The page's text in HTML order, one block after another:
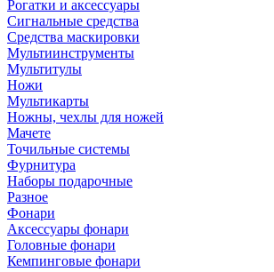
Рогатки и аксессуары
Сигнальные средства
Средства маскировки
Мультиинструменты
Мультитулы
Ножи
Мультикарты
Ножны, чехлы для ножей
Мачете
Точильные системы
Фурнитура
Наборы подарочные
Разное
Фонари
Аксессуары фонари
Головные фонари
Кемпинговые фонари